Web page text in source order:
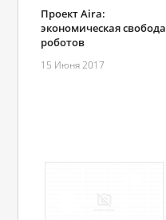
Проект Aira:
экономическая свобода
роботов
15 Июня 2017